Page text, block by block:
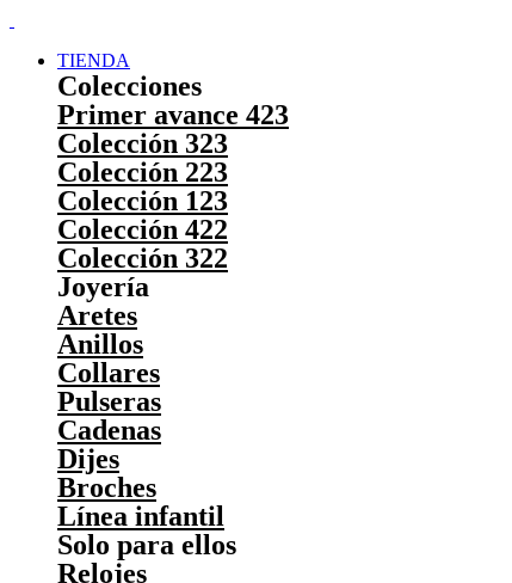
TIENDA
Colecciones
Primer avance 423
Colección 323
Colección 223
Colección 123
Colección 422
Colección 322
Joyería
Aretes
Anillos
Collares
Pulseras
Cadenas
Dijes
Broches
Línea infantil
Solo para ellos
Relojes